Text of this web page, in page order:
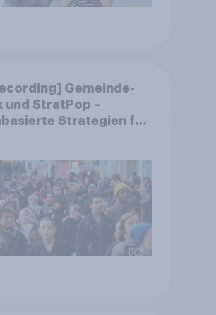
Gemeinde-
und StratPop –
Strategien für